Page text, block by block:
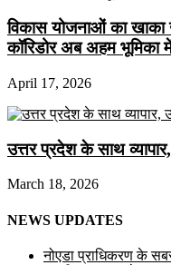
विकास योजनाओं का खाका
कॉरिडोर अब अहम भूमिका
April 17, 2026
उत्तर प्रदेश के साथ
March 18, 2026
NEWS UPDATES
नोएडा प्राधिकरण के